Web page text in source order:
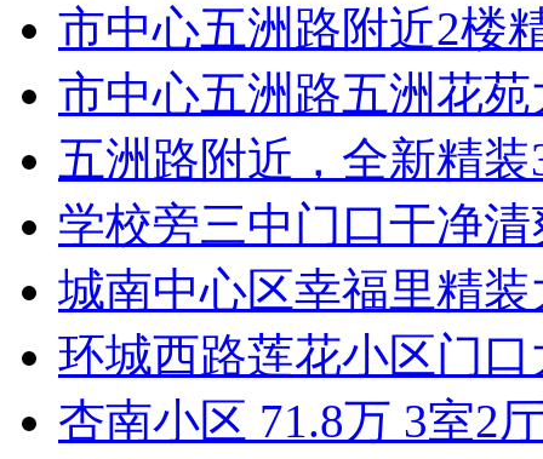
市中心五洲路附近2楼
市中心五洲路五洲花
五洲路附近，全新精
学校旁三中门口干净
城南中心区幸福里精
环城西路莲花小区门
杏南小区 71.8万 3室2